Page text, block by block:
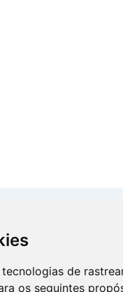
de
os seguintes